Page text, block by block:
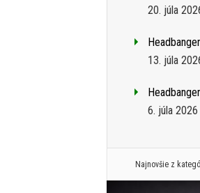
20. júla
13. júla
6. júla 2026
Najnovšie z